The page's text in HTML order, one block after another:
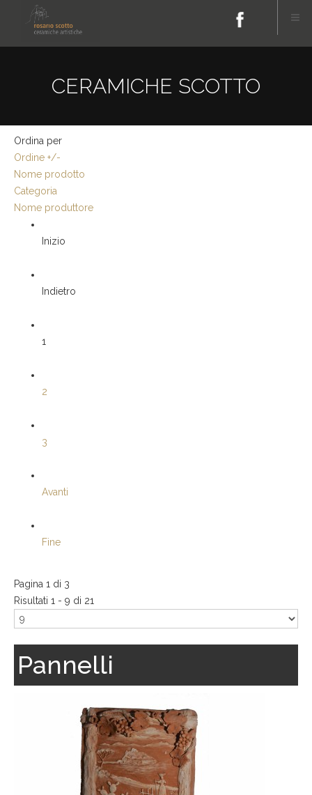
CERAMICHE SCOTTO
Ordina per
Ordine +/-
Nome prodotto
Categoria
Nome produttore
Inizio
Indietro
1
2
3
Avanti
Fine
Pagina 1 di 3
Risultati 1 - 9 di 21
Pannelli